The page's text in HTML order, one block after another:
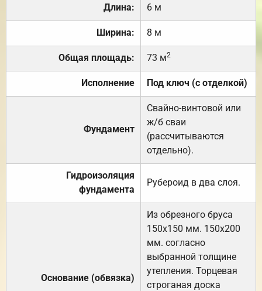
Длина: 6 м
Ширина: 8 м
Общая площадь: 73 м2
Исполнение Под ключ (с отделкой)
Фундамент
Свайно-винтовой или
ж/б сваи
(рассчитываются
отдельно).
Гидроизоляция
фундамента
Рубероид в два слоя.
Основание (обвязка)
Из обрезного бруса
150х150 мм. 150х200
мм. согласно
выбранной толщине
утепления. Торцевая
строганая доска